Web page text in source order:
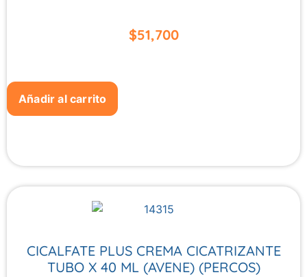
$51,700
Añadir al carrito
CICALFATE PLUS CREMA CICATRIZANTE
TUBO X 40 ML (AVENE) (PERCOS)